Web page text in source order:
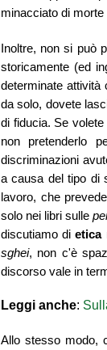
minacciato di
Inoltre, nonsi può
storicamente (ed
determinate attività
da solo, dovete
di fiducia. Se
non pretenderlo
discriminazioni
a causa del tipo di
lavoro, che prevede
solo nei libri sulle
discutiamo dietica
sghei, non c'è
discorso vale in
Leggi anche:
Allo stesso modo,